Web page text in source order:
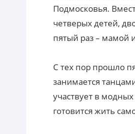
Подмосковья.
четверых детей,
пятый раз – мамой
С тех пор прошло
занимается
участвует в
готовится жить